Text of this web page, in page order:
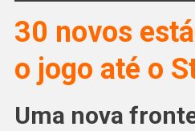
30 novos
o jogo até o
Uma nova